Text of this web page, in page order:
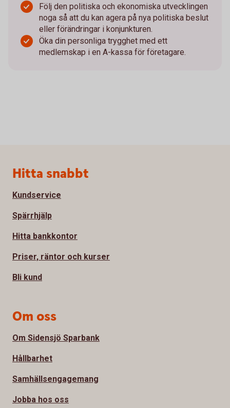
Följ den politiska och ekonomiska utvecklingen
noga så att du kan agera på nya politiska beslut
eller förändringar i konjunkturen.
Öka din personliga trygghet med ett
medlemskap i en A-kassa för företagare.
Sidfot
Hitta snabbt
Kundservice
Spärrhjälp
Hitta bankkontor
Priser, räntor och kurser
Bli kund
Om oss
Om Sidensjö Sparbank
Hållbarhet
Samhällsengagemang
Jobba hos oss